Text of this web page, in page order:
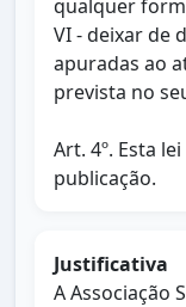
qualquer
VI - deixar de
apuradas ao
prevista no
Art. 4º. Esta
publicação.
Justificativa
A Associação